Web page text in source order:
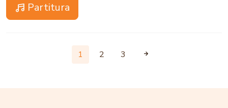
Partitura
1 2 3